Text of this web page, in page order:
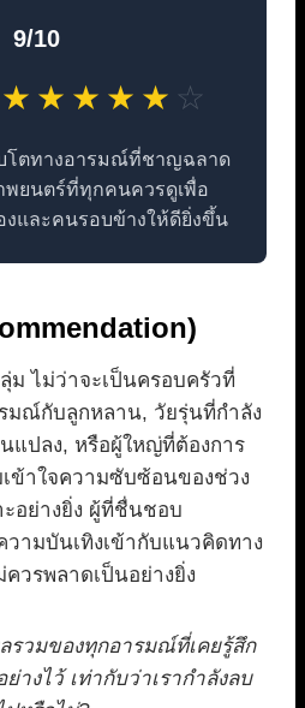
9/10
★ ★ ★ ★ ★ ☆
โตทางอารมณ์ที่ชาญฉลาด
พยนตร์ที่ทุกคนควรดูเพื่อ
งและคนรอบข้างให้ดียิ่งขึ้น
ม ไม่ว่าจะเป็นครอบครัวที่
รมณ์กับลูกหลาน, วัยรุ่นที่กำลัง
แปลง, หรือผู้ใหญ่ที่ต้องการ
ข้าใจความซับซ้อนของช่วง
อย่างยิ่ง ผู้ที่ชื่นชอบ
ามบันเทิงเข้ากับแนวคิดทาง
วรพลาดเป็นอย่างยิ่ง
รวมของทุกอารมณ์ที่เคยรู้สึก
างไว้ เท่ากับว่าเรากำลังลบ